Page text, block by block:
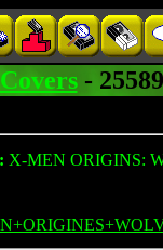
-
X-MEN ORIGINS: